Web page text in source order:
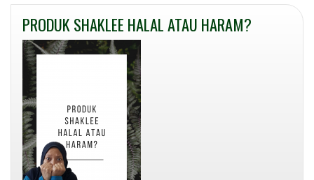
PRODUK SHAKLEE HALAL ATAU HARAM?